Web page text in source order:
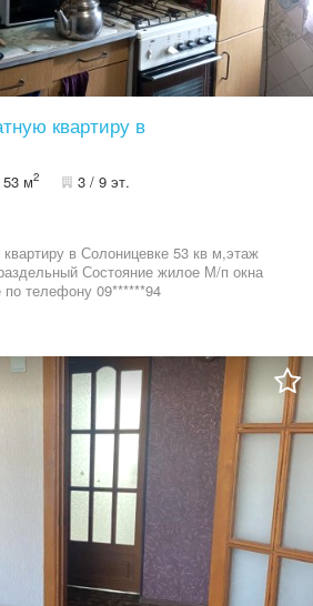
квартиру в
53 м2 3 / 9 эт.
в Солоницевке 53 кв м,этаж
Состояние жилое М/п окна
телефону 09******94